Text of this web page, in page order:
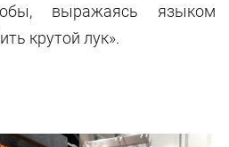
выражаясь языком
крутой лук».